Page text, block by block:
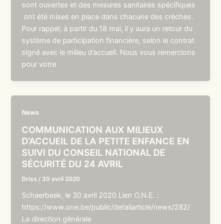
sont ouvertes et des mesures sanitaires spécifiques
ont été mises en place dans chacune des crèches.
Pour rappel, à partir du 18 mai, il y aura un retour du
système de participation financière, selon le contrat
signé avec le milieu d’accueil. Nous vous remercions
pour votre
News
COMMUNICATION AUX MILIEUX
D’ACCUEIL DE LA PETITE ENFANCE EN
SUIVI DU CONSEIL NATIONAL DE
SÉCURITÉ DU 24 AVRIL
Driss / 30 avril 2020
Schaerbeek, le 30 avril 2020 Lien O.N.E. :
https://www.one.be/public/detailarticle/news/282/
La direction générale